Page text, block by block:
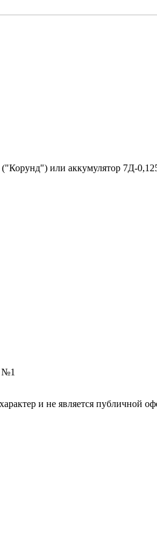
или аккумулятор 7Д-
№1
и не является